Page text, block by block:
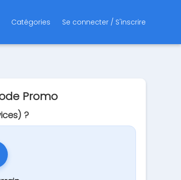
Catégories Se connecter / S'inscrire
Promo
?